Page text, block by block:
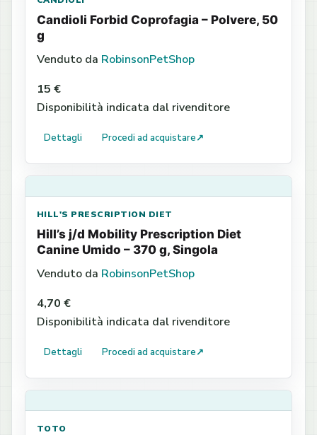
Candioli Forbid Coprofagia – Polvere, 50
g
Venduto da RobinsonPetShop
15 €
Disponibilità indicata dal rivenditore
Dettagli Procedi ad acquistare↗
HILL'S PRESCRIPTION DIET
Hill’s j/d Mobility Prescription Diet
Canine Umido – 370 g, Singola
Venduto da RobinsonPetShop
4,70 €
Disponibilità indicata dal rivenditore
Dettagli Procedi ad acquistare↗
TOTO